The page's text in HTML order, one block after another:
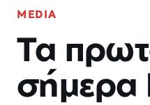
MEDIA
Τα
σήμερα